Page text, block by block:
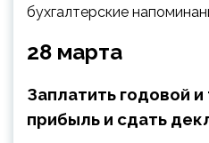
бухгалтерские
28 марта
Заплатить годовой
прибыль и сдать